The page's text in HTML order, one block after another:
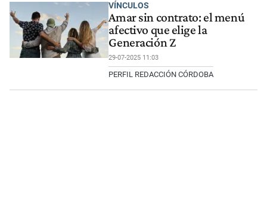
VÍNCULOS
Amar sin contrato: el menú
afectivo que elige la
Generación Z
29-07-2025 11:03
PERFIL REDACCIÓN CÓRDOBA